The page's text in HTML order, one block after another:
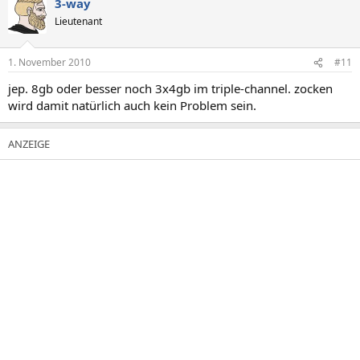
Lieutenant
1. November 2010 #11
jep. 8gb oder besser noch 3x4gb im triple-channel. zocken
wird damit natürlich auch kein Problem sein.